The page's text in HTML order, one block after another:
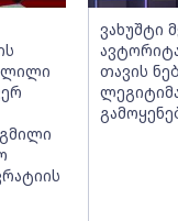
ვახუშტი
თავის